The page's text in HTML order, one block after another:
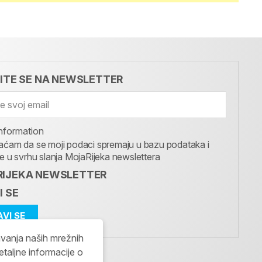
SE NA NEWSLETTER
da se moji podaci spremaju u bazu podataka i
u svrhu slanja MojaRijeka newslettera
NEWSLETTER
SE
naših mrežnih
informacije o